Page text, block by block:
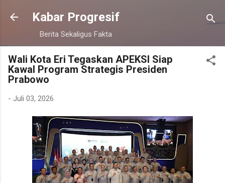
Langsung ke konten utama
Kabar Progresif
Berita Sekaligus Fakta
Wali Kota Eri Tegaskan APEKSI Siap
Kawal Program Strategis Presiden
Prabowo
- Juli 03, 2026